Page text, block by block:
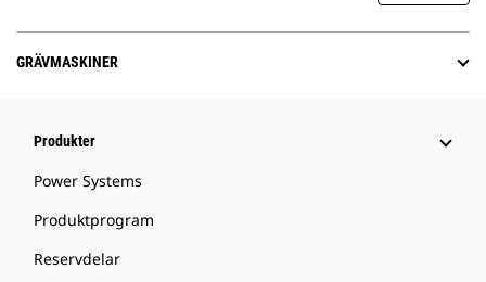
GRÄVMASKINER
Produkter
Power Systems
Produktprogram
Reservdelar